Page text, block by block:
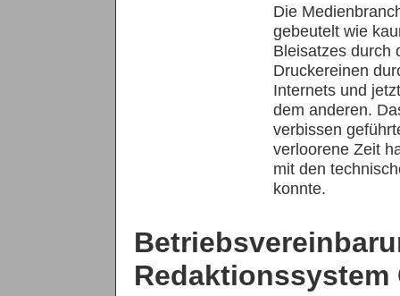
Die
gebeutelt wie
Bleisatzes durch
Druckereinen
Internets und
dem anderen.
verbissen
verloorene Zeit
mit den
konnte.
Redaktionssystem